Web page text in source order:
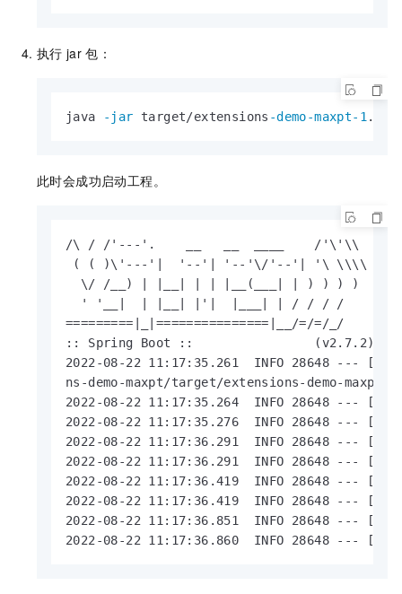
执行 jar 包：
java -jar target/extensions -demo-maxpt-1.
此时会成功启动工程。
/\ / /'---'.    __   __  ____    /'\'\\
( ( )\'---'|  '--'| '--'\/'--'| '\ \\\\
  \/ /__) | |__| | | |__(___| | ) ) ) )
  ' '__|  | |__| |'|  |___| | / / / /
=========|_|===============|__/=/=/_/
:: Spring Boot ::                (v2.7.2)
2022-08-22 11:17:35.261  INFO 28648 --- [
ns-demo-maxpt/target/extensions-demo-
2022-08-22 11:17:35.264  INFO 28648
2022-08-22 11:17:35.276  INFO 28648 --- [
2022-08-22 11:17:36.291  INFO 28648 ---
2022-08-22 11:17:36.291  INFO 28648 --- [
2022-08-22 11:17:36.419  INFO 28648
2022-08-22 11:17:36.419  INFO 28648 --- [
2022-08-22 11:17:36.851  INFO 28648 --- [
2022-08-22 11:17:36.860  INFO 28648 ---